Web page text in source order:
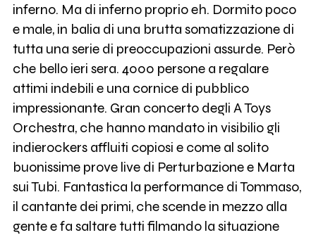
inferno. Ma di inferno proprio eh. Dormito poco
e male, in balia di una brutta somatizzazione di
tutta una serie di preoccupazioni assurde. Però
che bello ieri sera. 4000 persone a regalare
attimi indebili e una cornice di pubblico
impressionante. Gran concerto degli A Toys
Orchestra, che hanno mandato in visibilio gli
indierockers affluiti copiosi e come al solito
buonissime prove live di Perturbazione e Marta
sui Tubi. Fantastica la performance di Tommaso,
il cantante dei primi, che scende in mezzo alla
gente e fa saltare tutti filmando la situazione